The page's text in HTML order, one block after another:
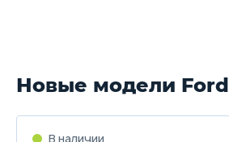
Новые модели Ford